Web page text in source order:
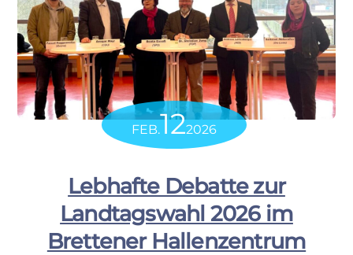
FEB.122026
Lebhafte Debatte zur
Landtagswahl 2026 im
Brettener Hallenzentrum